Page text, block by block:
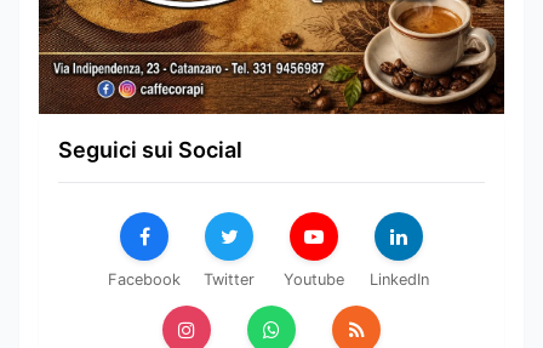
Seguici sui Social
Facebook Twitter Youtube LinkedIn